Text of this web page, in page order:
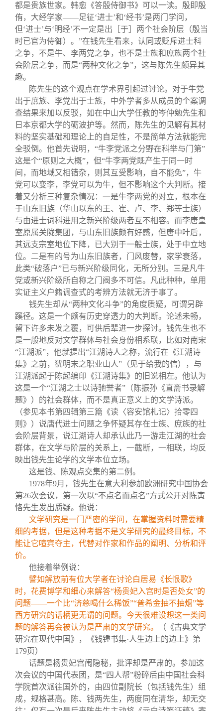
都是贵族世家。韩愈《答殷侍御书》可以一读。殷即殷
侑，大经学家——足征‘进士’和‘经书’是两门学问，
但‘进士’与‘明经’不一定是出［于］两个社会阶层（殷当
时已官为侍御）。”在钱先生看来，认同或贬斥进士科
之争，不是牛、李两党之争，也不是士族和庶族两个社
会阶层之争，而是“两种文化之争”，这与陈先生颇异其
趣。
陈先生的这个观点在学术界引起过讨论。对于牛党
出于庶族、李党出于士族，中外学者多从成员的个案调
查结果来加以反驳，如在中山大学任教的岑仲勉先生和
日本京都大学的砺波护等。然而，陈先生的见解有其材
料的坚实基础和理论上的自足性，不是简单方法就能完
全驳倒。他首先说明，“牛李党派之分野在科举与门第”
这是个“原则之大概”，但“牛李两党既产生于同一时
间，而地域又相错杂，则其互受影响，自不能免”，牛
党可以变李，李党可以为牛，但不影响这个大判断。接
着又分析三种复杂情况：一是牛李两党的对立，根本在
于山东旧族（华山以东的王、崔、卢、李、郑等士族）
与由进士词科进用之新兴阶级两者互不相容。而李唐皇
室原属关陇集团，与山东旧族颇有好感，但唐中叶后，
其远支宗室地位下降，已大别于一般士族，处于中立地
位。二是有的号为山东旧族者，门风废替，家学衰落，
此类“破落户”已与新兴阶级同化，无所分别。三是凡牛
党或新兴阶级所自称之门阀多不可信。凡此种种，单用
实证主义户籍调查式的考辨方法就无济于事了。
钱先生却从“两种文化斗争”的角度质疑，可谓另辟
蹊径。这是一个颇有历史穿透力的大判断。论述未畅，
留下许多未发之覆，可供后辈进一步探讨。钱先生也不
是一般地反对文学群体与社会身份相系联，比如对南宋
“江湖派”，他就提出“江湖诗人之称，流行在《江湖诗
集》之前，犹明末之职业山人”（见于给我的信），与
江湖派起于陈起编印《江湖诗集》的旧说相左。他认为
这是一个“江湖之士以诗驰誉者”（陈振孙《直斋书录解
题》）的社会群体，而不是真正意义上的文学诗派。
（参见本书第四辑第三篇《读〈容安馆札记〉拾零四
则》）说唐代进士问题之争怀疑其存在士族、庶族的社
会阶层背景，说江湖诗人却承认此乃一游走江湖的社会
群体，在文学与阶层的关系上，一截断，一相联，均反
映出钱先生论学的文学本位立场。
这是钱、陈观点交集的第二例。
1978年9月，钱先生在意大利参加欧洲研究中国协会
第26次会议，第一次以“不点名而点名”方式公开对陈寅
恪先生发出质疑。他说：
文学研究是一门严密的学问，在掌握资料时需要精
细的考据，但是这种考据不是文学研究的最终目标，不
能让它喧宾夺主，代替对作家和作品的阐明、分析和评
价。
他接着举例说：
譬如解放前有位大学者在讨论白居易《长恨歌》
时，花费博学和细心来解答“杨贵妃入宫时是否处女”的
问题——一个比“济慈喝什么稀饭”“普希金抽不抽烟”等
西方研究的话柄更无谓的问题。今天很难设想这一类问
题的解答再会被认为是严肃的文学研究。
（《古典文学
研究在现代中国》，《钱锺书集·人生边上的边上》第
179页）
话题是杨贵妃宫闱隐秘，批评却是严肃的。参加这
次会议的中国代表团，是“四人帮”粉碎后由中国社会科
学院首次派往国外的，由四位副院长（包括钱先生）组
成，规格甚高。陈、钱两先生，两度同在清华，却无交